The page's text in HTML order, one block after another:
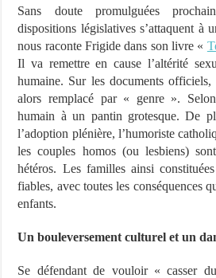
Sans doute promulguées
dispositions législatives s’attaquent à
nous raconte Frigide dans son livre «
Il va remettre en cause l’altérité
humaine. Sur les documents
alors remplacé par « genre ».
humain à un pantin grotesque. De
l’adoption plénière, l’humoriste
les couples homos (ou lesbiens)
hétéros. Les familles ainsi
fiables, avec toutes les conséquences
enfants.
Un bouleversement culturel et un
Se défendant de vouloir « casser